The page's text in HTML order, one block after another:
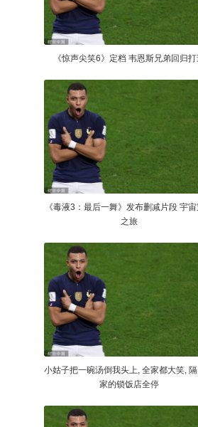
《惊声尖笑6》定档 韦恩斯兄弟回归打
《毒液3：最后一舞》发布删减片段 宇
之旅
小姑子把一碗汤倒我头上, 全家都大笑,
家的锁饭店全停